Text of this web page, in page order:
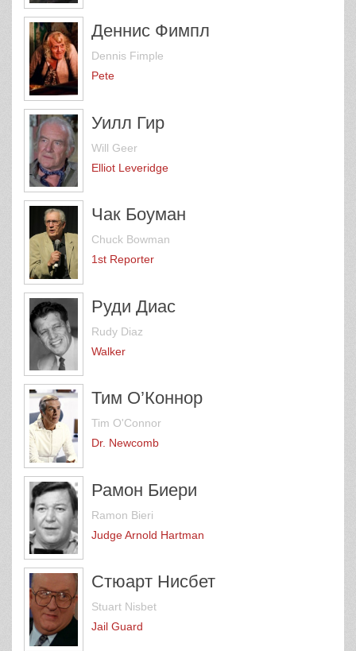
Деннис Фимпл
Dennis Fimple
Pete
Уилл Гир
Will Geer
Elliot Leveridge
Чак Боуман
Chuck Bowman
1st Reporter
Руди Диас
Rudy Diaz
Walker
Тим О’Коннор
Tim O'Connor
Dr. Newcomb
Рамон Биери
Ramon Bieri
Judge Arnold Hartman
Стюарт Нисбет
Stuart Nisbet
Jail Guard